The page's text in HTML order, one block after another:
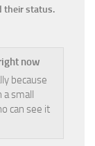
their status.
now
because
a small
can see it